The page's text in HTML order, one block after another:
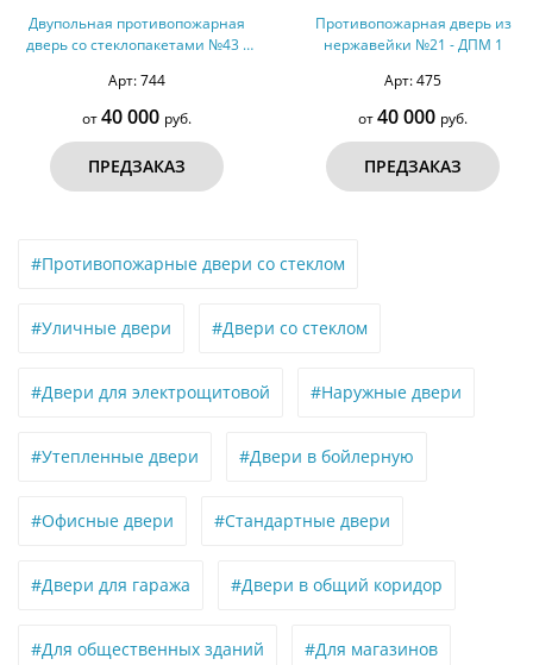
Двупольная противопожарная
дверь со стеклопакетами №43 -
Арт: 744
от40 000 руб.
ПРЕДЗАКАЗ
Противопожарная дверь из
нержавейки №21 - ДПМ 1
Арт: 475
от40 000 руб.
ПРЕДЗАКАЗ
#Противопожарные двери со стеклом
#Уличные двери #Двери со стеклом
#Двери для электрощитовой #Наружные двери
#Утепленные двери #Двери в бойлерную
#Офисные двери #Стандартные двери
#Двери для гаража #Двери в общий коридор
#Для общественных зданий #Для магазинов